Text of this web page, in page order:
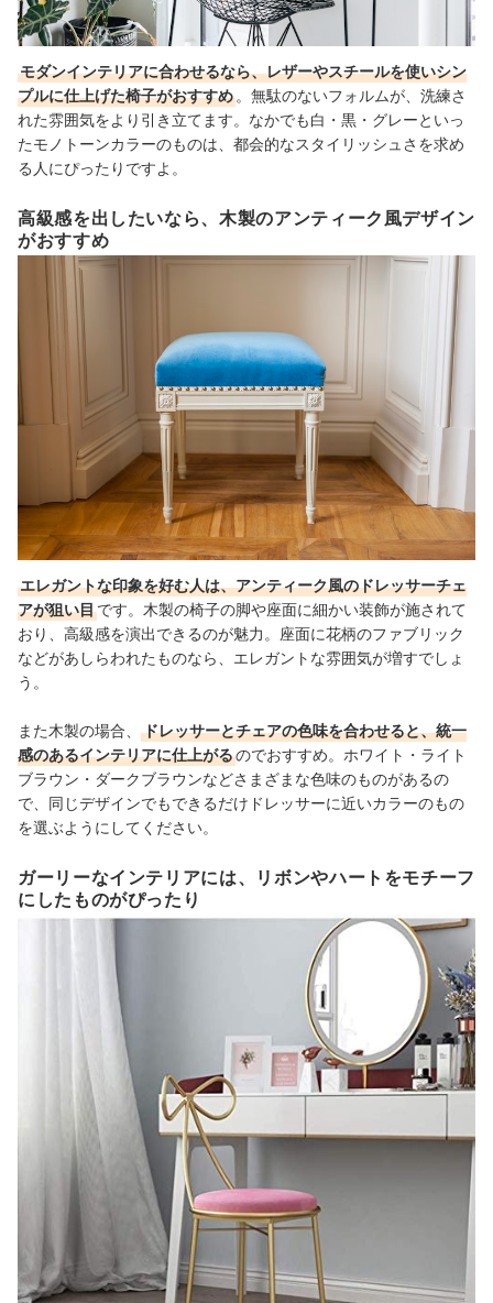
モダンインテリアに合わせるなら、レザーやスチールを使いシン
プルに仕上げた椅子がおすすめ 。無駄のないフォルムが、洗練さ
れた雰囲気をより引き立てます。なかでも白・黒・グレーといっ
たモノトーンカラーのものは、都会的なスタイリッシュさを求め
る人にぴったりですよ。
高級感を出したいなら、木製のアンティーク風デザイン
がおすすめ
エレガントな印象を好む人は、アンティーク風のドレッサーチェ
アが狙い目です。木製の椅子の脚や座面に細かい装飾が施されて
おり、高級感を演出できるのが魅力。座面に花柄のファブリック
などがあしらわれたものなら、エレガントな雰囲気が増すでしょ
う。
また木製の場合、
ドレッサーとチェアの色味を合わせると、統一
感のあるインテリアに仕上がるのでおすすめ。ホワイト・ライト
ブラウン・ダークブラウンなどさまざまな色味のものがあるの
で、同じデザインでもできるだけドレッサーに近いカラーのもの
を選ぶようにしてください。
ガーリーなインテリアには、リボンやハートをモチーフ
にしたものがぴったり